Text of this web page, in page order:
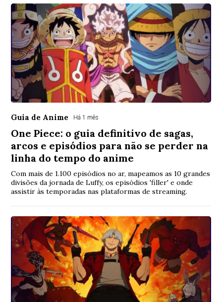
Guia de Anime Há 1 mês
One Piece: o guia definitivo de sagas,
arcos e episódios para não se perder na
linha do tempo do anime
Com mais de 1.100 episódios no ar, mapeamos as 10 grandes
divisões da jornada de Luffy, os episódios 'filler' e onde
assistir às temporadas nas plataformas de streaming.